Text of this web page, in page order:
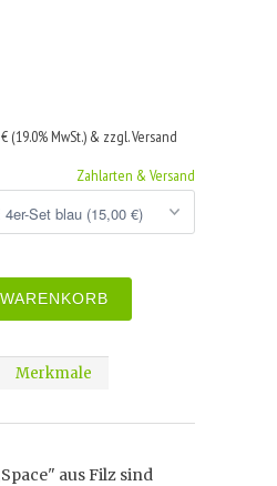
(19.0% MwSt.) & zzgl. Versand
Zahlarten & Versand
Merkmale
aus Filz sind